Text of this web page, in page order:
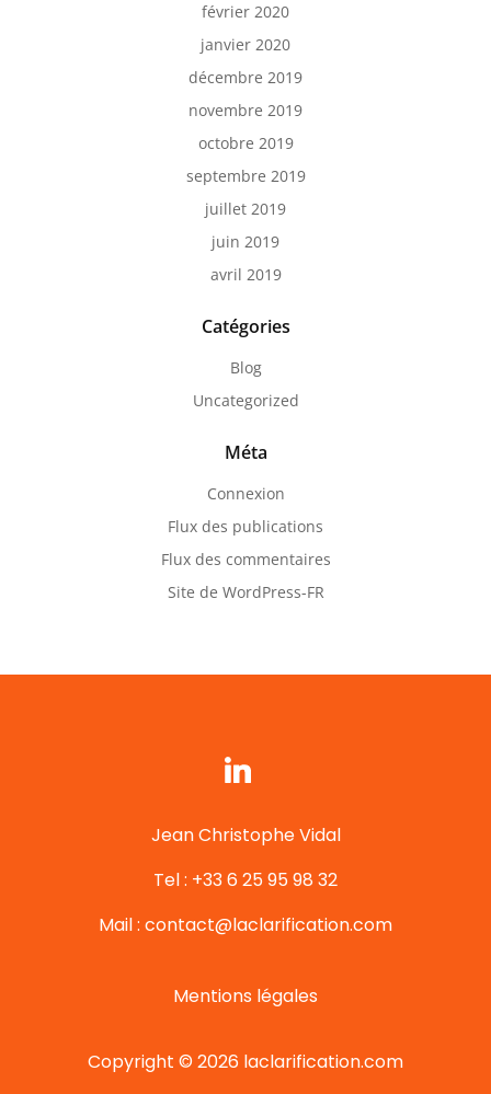
février 2020
janvier 2020
décembre 2019
novembre 2019
octobre 2019
septembre 2019
juillet 2019
juin 2019
avril 2019
Catégories
Blog
Uncategorized
Méta
Connexion
Flux des publications
Flux des commentaires
Site de WordPress-FR
Jean Christophe Vidal
Tel : +33 6 25 95 98 32
Mail : contact@laclarification.com
Mentions légales
Copyright © 2026 laclarification.com